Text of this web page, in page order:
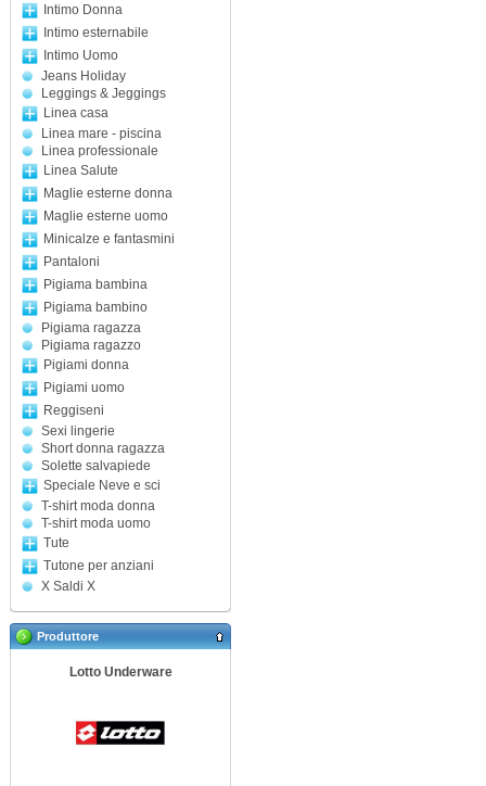
Intimo Donna
Intimo esternabile
Intimo Uomo
Jeans Holiday
Leggings & Jeggings
Linea casa
Linea mare - piscina
Linea professionale
Linea Salute
Maglie esterne donna
Maglie esterne uomo
Minicalze e fantasmini
Pantaloni
Pigiama bambina
Pigiama bambino
Pigiama ragazza
Pigiama ragazzo
Pigiami donna
Pigiami uomo
Reggiseni
Sexi lingerie
Short donna ragazza
Solette salvapiede
Speciale Neve e sci
T-shirt moda donna
T-shirt moda uomo
Tute
Tutone per anziani
X Saldi X
Produttore
Lotto Underware